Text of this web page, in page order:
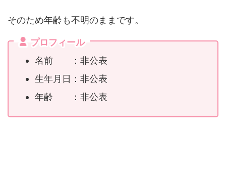
そのため年齢も不明のままです。
プロフィール
名前 ：非公表
生年月日：非公表
年齢 ：非公表